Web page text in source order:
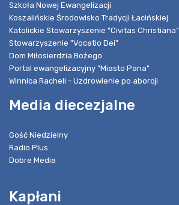
Szkoła Nowej Ewangelizacji
Koszalińskie Środowisko Tradycji Łacińskiej
Katolickie Stowarzyszenie "Civitas Christiana"
Stowarzyszenie "Vocatio Dei"
Dom Miłosierdzia Bożego
Portal ewangelizacyjny "Miasto Pana"
Winnica Racheli - Uzdrowienie po aborcji
Media diecezjalne
Gość Niedzielny
Radio Plus
Dobre Media
Kapłani